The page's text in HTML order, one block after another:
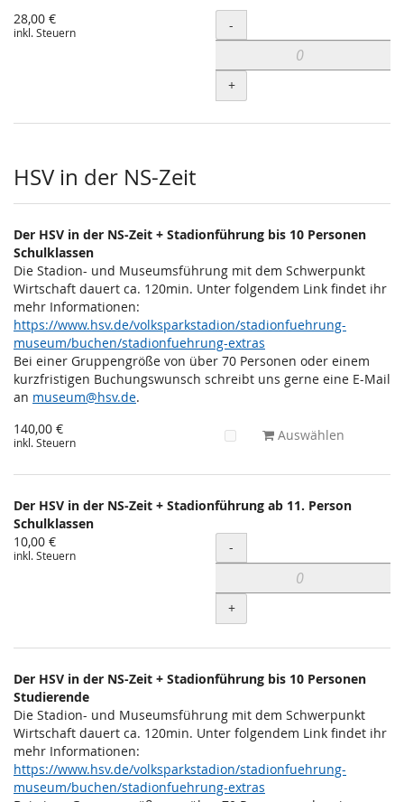
28,00 €
inkl. Steuern Menge
-
+
HSV in der NS-Zeit
Der HSV in der NS-Zeit + Stadionführung bis 10 Personen
Schulklassen
Die Stadion- und Museumsführung mit dem Schwerpunkt
Wirtschaft dauert ca. 120min. Unter folgendem Link findet ihr
mehr Informationen:
https://www.hsv.de/volksparkstadion/stadionfuehrung-
museum/buchen/stadionfuehrung-extras
Bei einer Gruppengröße von über 70 Personen oder einem
kurzfristigen Buchungswunsch schreibt uns gerne eine E-Mail
an museum@hsv.de.
140,00 €
inkl. Steuern Auswählen
Der HSV in der NS-Zeit + Stadionführung ab 11. Person
Schulklassen
10,00 €
inkl. Steuern Menge
-
+
Der HSV in der NS-Zeit + Stadionführung bis 10 Personen
Studierende
Die Stadion- und Museumsführung mit dem Schwerpunkt
Wirtschaft dauert ca. 120min. Unter folgendem Link findet ihr
mehr Informationen:
https://www.hsv.de/volksparkstadion/stadionfuehrung-
museum/buchen/stadionfuehrung-extras